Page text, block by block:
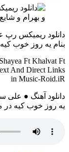
دانلود ریمیکس رپ
بنام یه روز خوب
Ft Khalvat Ft
And Direct Links
in Music-Roid.iR
دانلود آهنگ ● علی
یه روز خوب کیه در